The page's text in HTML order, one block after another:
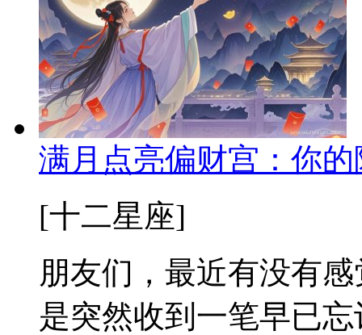
满月点亮偏财宫：你
[十二星座]
朋友们，最近有没有
是突然收到一笔早已